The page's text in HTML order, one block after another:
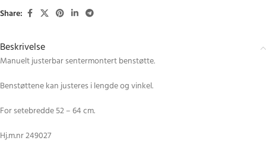
Share:
Beskrivelse
Manuelt justerbar sentermontert benstøtte.
Benstøttene kan justeres i lengde og vinkel.
For setebredde 52 – 64 cm.
Hj.m.nr 249027